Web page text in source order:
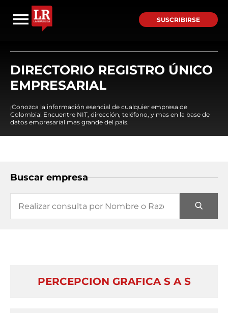
SUSCRIBIRSE
DIRECTORIO REGISTRO ÚNICO
EMPRESARIAL
¡Conozca la información esencial de cualquier empresa de
Colombia! Encuentre NIT, dirección, teléfono, y mas en la base de
datos empresarial mas grande del país.
Buscar empresa
PERCEPCION GRAFICA S A S